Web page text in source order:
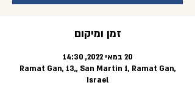
זמן ומיקום
20 במאי 2022, 14:30
Ramat Gan, 13,, San Martin 1, Ramat Gan,
Israel